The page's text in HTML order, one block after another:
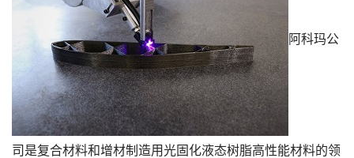
阿科玛公
司是复合材料和增材制造用光固化液态树脂高性能材料的领